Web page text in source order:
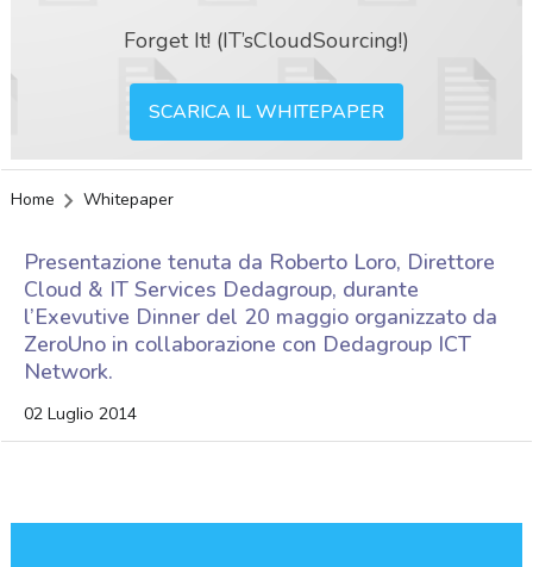
Forget It! (IT’sCloudSourcing!)
SCARICA IL WHITEPAPER
Home Whitepaper
Presentazione tenuta da Roberto Loro, Direttore
Cloud & IT Services Dedagroup, durante
l’Exevutive Dinner del 20 maggio organizzato da
ZeroUno in collaborazione con Dedagroup ICT
Network.
02 Luglio 2014